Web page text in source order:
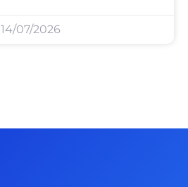
14/07/2026